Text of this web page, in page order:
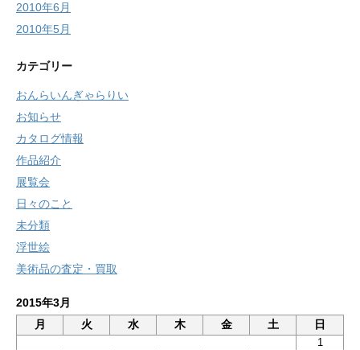
2010年6月
2010年5月
カテゴリー
おんらいんぎゃらりい
お知らせ
カタログ情報
作品紹介
展覧会
日々のこと
未分類
浮世絵
美術品の査定・買取
2015年3月
月
火 水 木 金 土 日
1